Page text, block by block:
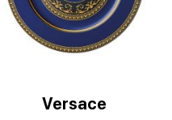
Versace